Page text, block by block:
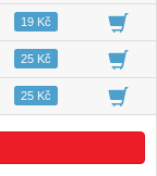
04:2519 Kč
05:1125 Kč
04:1625 Kč